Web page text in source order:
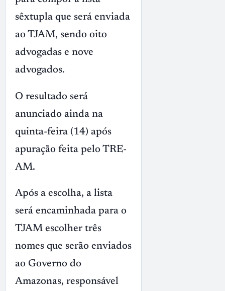
sêxtupla que será enviada
ao TJAM, sendo oito
advogadas e nove
advogados.
O resultado será
anunciado ainda na
quinta-feira (14) após
apuração feita pelo TRE-
AM.
Após a escolha, a lista
será encaminhada para o
TJAM escolher três
nomes que serão enviados
ao Governo do
Amazonas, responsável